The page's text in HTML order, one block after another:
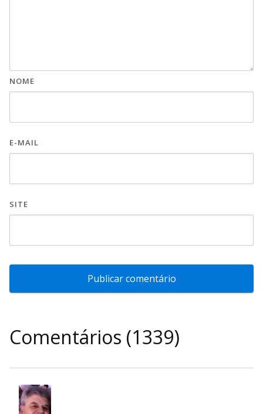
NOME
E-MAIL
SITE
Comentários (1339)